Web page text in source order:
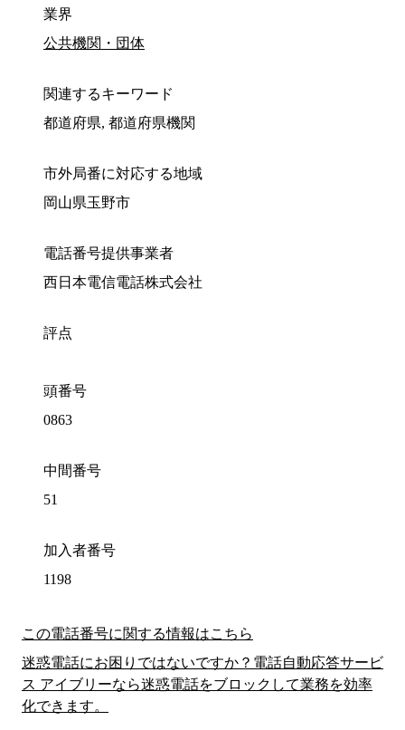
業界
公共機関・団体
関連するキーワード
都道府県, 都道府県機関
市外局番に対応する地域
岡山県玉野市
電話番号提供事業者
西日本電信電話株式会社
評点
頭番号
0863
中間番号
51
加入者番号
1198
この電話番号に関する情報はこちら
迷惑電話にお困りではないですか？電話自動応答サービ
ス アイブリーなら迷惑電話をブロックして業務を効率
化できます。